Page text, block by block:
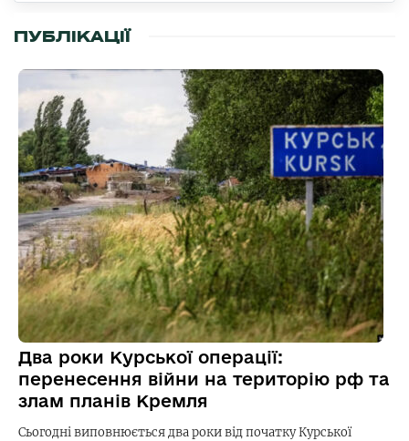
ПУБЛІКАЦІЇ
Два роки Курської операції:
перенесення війни на територію рф та
злам планів Кремля
Сьогодні виповнюється два роки від початку Курської